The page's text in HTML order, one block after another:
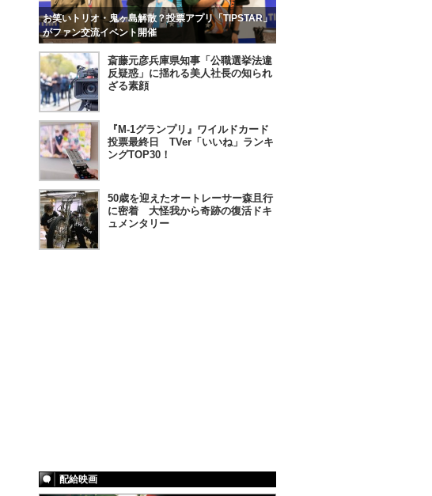
お笑いトリオ・鬼ヶ島解散？投票アプリ「TIPSTAR」
がファン交流イベント開催
斎藤元彦兵庫県知事「公職選挙法違
反疑惑」に揺れる美人社長の知られ
ざる素顔
『M-1グランプリ』ワイルドカード
投票最終日 TVer「いいね」ランキ
ングTOP30！
50歳を迎えたオートレーサー森且行
に密着 大怪我から奇跡の復活ドキ
ュメンタリー
配給映画